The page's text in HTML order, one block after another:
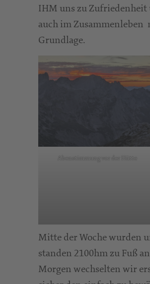
IHM uns zu Zufriedenheit
auch im Zusammenleben
Grundlage.
Abenstimmung vor der Hütte
Mitte der Woche wurden
standen 2100hm zu Fuß
Morgen wechselten wir